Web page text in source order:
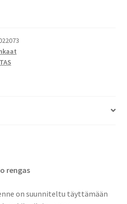
rengas
on suunniteltu täyttämään